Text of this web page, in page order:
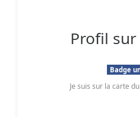
Profil
Badge
Je suis sur la carte